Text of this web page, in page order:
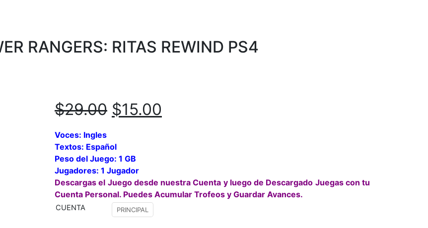
RANGERS: RITAS REWIND PS4
$29.00 $15.00
Voces: Ingles
Textos: Español
Peso del Juego: 1 GB
Jugadores: 1 Jugador
Descargas el Juego desde nuestra Cuenta y luego de Descargado Juegas con tu
Cuenta Personal. Puedes Acumular Trofeos y Guardar Avances.
CUENTA PRINCIPAL